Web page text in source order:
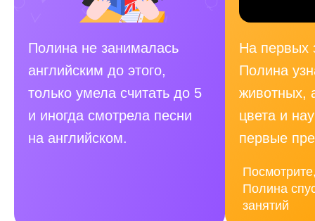
Полина не занималась
английским до этого,
только умела считать до 5
и иногда смотрела песни
на английском.
На первых
Полина
животных,
цвета и
первые
Полина
занятий